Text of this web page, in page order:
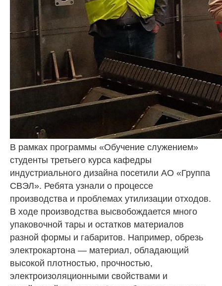
В рамках программы «Обучение служением»
студенты третьего курса кафедры
индустриального дизайна посетили АО «Группа
СВЭЛ». Ребята узнали о процессе
производства и проблемах утилизации отходов.
В ходе производства высвобождается много
упаковочной тары и остатков материалов
разной формы и габаритов. Например, обрезь
электрокартона — материал, обладающий
высокой плотностью, прочностью,
электроизоляционными свойствами и